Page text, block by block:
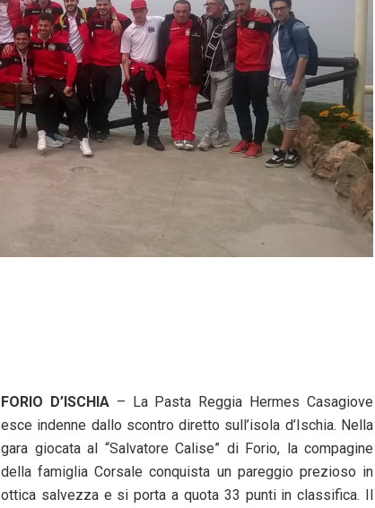
FORIO D’ISCHIA– La Pasta Reggia Hermes Casagiove
esce indenne dallo scontro diretto sull’isola d’Ischia. Nella
gara giocata al “Salvatore Calise” di Forio, la compagine
della famiglia Corsale conquista un pareggio prezioso in
ottica salvezza e si porta a quota 33 punti in classifica. Il